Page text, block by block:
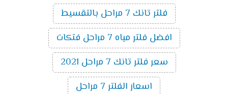
فلتر تانك 7 مراحل بالتقسيط
افضل فلتر مياه 7 مراحل فتكات
سعر فلتر تانك 7 مراحل 2021
اسعار الفلتر 7 مراحل